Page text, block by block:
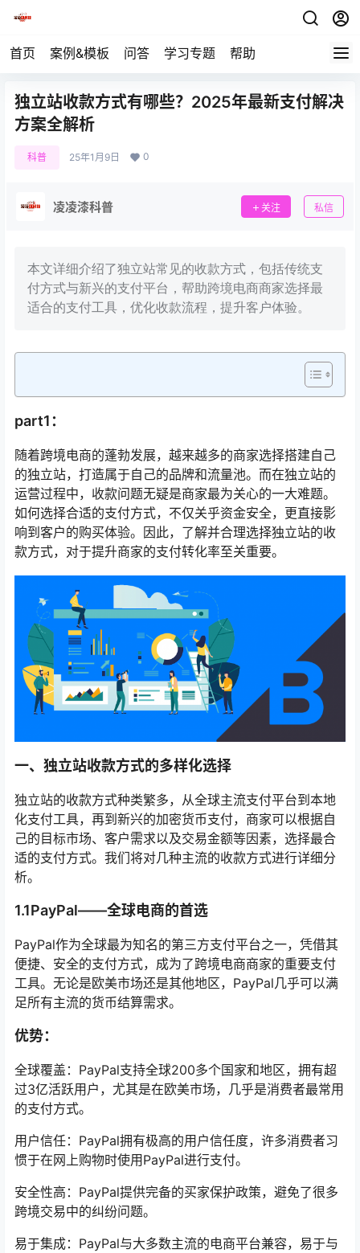
首页 案例&模板 问答 学习专题 帮助
独立站收款方式有哪些？2025年最新支付解决
方案全解析
科普 25年1月9日 0
凌凌漆科普 关注 私信
本文详细介绍了独立站常见的收款方式，包括传统支
付方式与新兴的支付平台，帮助跨境电商商家选择最
适合的支付工具，优化收款流程，提升客户体验。
part1：
随着跨境电商的蓬勃发展，越来越多的商家选择搭建自己
的独立站，打造属于自己的品牌和流量池。而在独立站的
运营过程中，收款问题无疑是商家最为关心的一大难题。
如何选择合适的支付方式，不仅关乎资金安全，更直接影
响到客户的购买体验。因此，了解并合理选择独立站的收
款方式，对于提升商家的支付转化率至关重要。
一、独立站收款方式的多样化选择
独立站的收款方式种类繁多，从全球主流支付平台到本地
化支付工具，再到新兴的加密货币支付，商家可以根据自
己的目标市场、客户需求以及交易金额等因素，选择最合
适的支付方式。我们将对几种主流的收款方式进行详细分
析。
1.1PayPal——全球电商的首选
PayPal作为全球最为知名的第三方支付平台之一，凭借其
便捷、安全的支付方式，成为了跨境电商商家的重要支付
工具。无论是欧美市场还是其他地区，PayPal几乎可以满
足所有主流的货币结算需求。
优势：
全球覆盖：PayPal支持全球200多个国家和地区，拥有超
过3亿活跃用户，尤其是在欧美市场，几乎是消费者最常用
的支付方式。
用户信任：PayPal拥有极高的用户信任度，许多消费者习
惯于在网上购物时使用PayPal进行支付。
安全性高：PayPal提供完备的买家保护政策，避免了很多
跨境交易中的纠纷问题。
易于集成：PayPal与大多数主流的电商平台兼容，易于与